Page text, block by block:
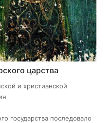
царства
и христианской
государства последовало